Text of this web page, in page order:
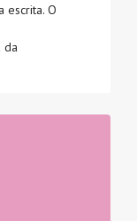
escrita. O
da